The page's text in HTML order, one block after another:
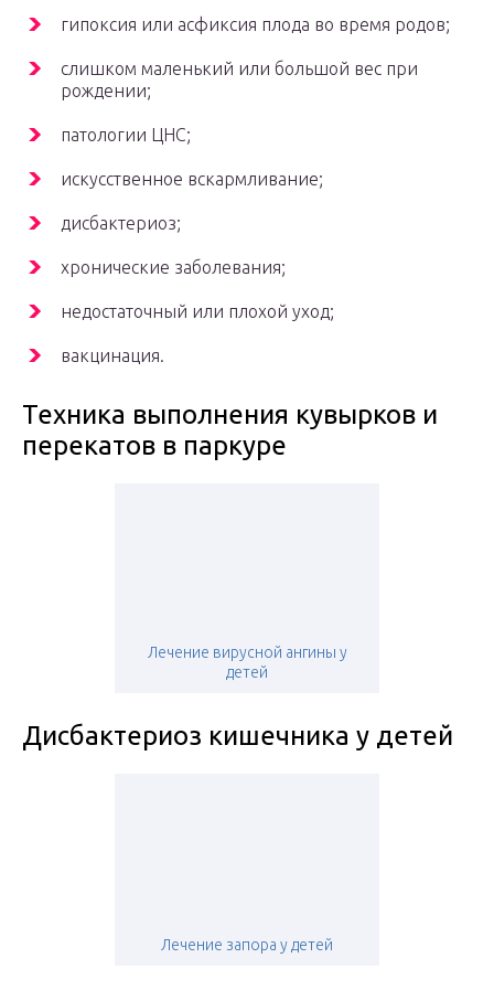
гипоксия или асфиксия плода во время родов;
слишком маленький или большой вес при
рождении;
патологии ЦНС;
искусственное вскармливание;
дисбактериоз;
хронические заболевания;
недостаточный или плохой уход;
вакцинация.
Техника выполнения кувырков и
перекатов в паркуре
Лечение вирусной ангины у
детей
Дисбактериоз кишечника у детей
Лечение запора у детей